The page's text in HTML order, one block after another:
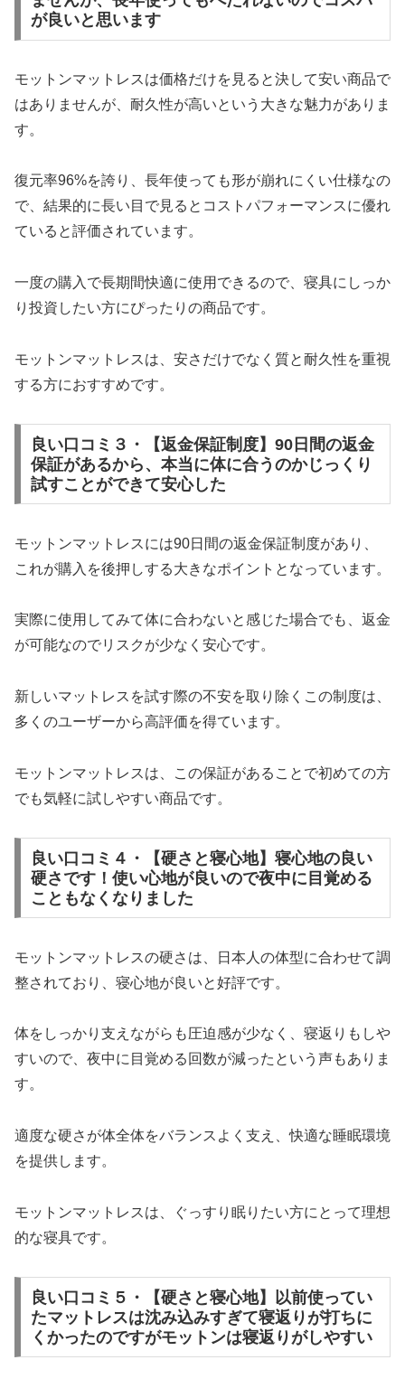
が良いと思います
モットンマットレスは価格だけを見ると決して安い商品で
はありませんが、耐久性が高いという大きな魅力がありま
す。
復元率96%を誇り、長年使っても形が崩れにくい仕様なの
で、結果的に長い目で見るとコストパフォーマンスに優れ
ていると評価されています。
一度の購入で長期間快適に使用できるので、寝具にしっか
り投資したい方にぴったりの商品です。
モットンマットレスは、安さだけでなく質と耐久性を重視
する方におすすめです。
良い口コミ３・【返金保証制度】90日間の返金
保証があるから、本当に体に合うのかじっくり
試すことができて安心した
モットンマットレスには90日間の返金保証制度があり、
これが購入を後押しする大きなポイントとなっています。
実際に使用してみて体に合わないと感じた場合でも、返金
が可能なのでリスクが少なく安心です。
新しいマットレスを試す際の不安を取り除くこの制度は、
多くのユーザーから高評価を得ています。
モットンマットレスは、この保証があることで初めての方
でも気軽に試しやすい商品です。
良い口コミ４・【硬さと寝心地】寝心地の良い
硬さです！使い心地が良いので夜中に目覚める
こともなくなりました
モットンマットレスの硬さは、日本人の体型に合わせて調
整されており、寝心地が良いと好評です。
体をしっかり支えながらも圧迫感が少なく、寝返りもしや
すいので、夜中に目覚める回数が減ったという声もありま
す。
適度な硬さが体全体をバランスよく支え、快適な睡眠環境
を提供します。
モットンマットレスは、ぐっすり眠りたい方にとって理想
的な寝具です。
良い口コミ５・【硬さと寝心地】以前使ってい
たマットレスは沈み込みすぎて寝返りが打ちに
くかったのですがモットンは寝返りがしやすい